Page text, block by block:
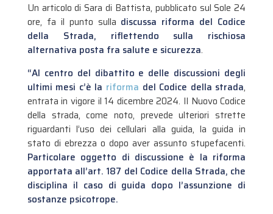
Un articolo di Sara di Battista, pubblicato sul Sole 24
ore, fa il punto sulla discussa riforma del Codice
della Strada, riflettendo sulla rischiosa
alternativa posta fra salute e sicurezza.
“Al centro del dibattito e delle discussioni degli
ultimi mesi c’è la riforma del Codice della strada,
entrata in vigore il 14 dicembre 2024. Il Nuovo Codice
della strada, come noto, prevede ulteriori strette
riguardanti l’uso dei cellulari alla guida, la guida in
stato di ebrezza o dopo aver assunto stupefacenti.
Particolare oggetto di discussione è la riforma
apportata all’art. 187 del Codice della Strada, che
disciplina il caso di guida dopo l’assunzione di
sostanze psicotrope.